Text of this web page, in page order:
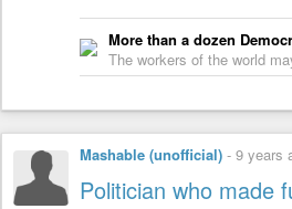
More than a dozen
The workers of the world
Mashable (unofficial) - 9 years
Politician who made